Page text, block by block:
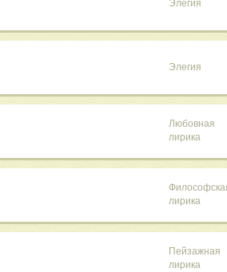
Элегия
Элегия
Любовная
лирика
лирика
Пейзажная
лирика